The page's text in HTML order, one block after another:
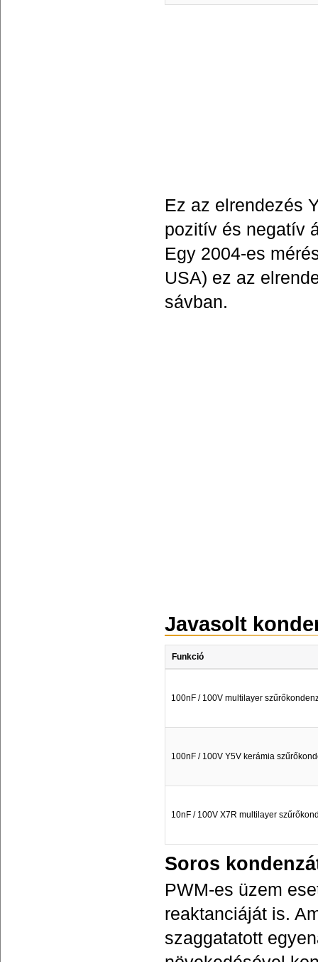
Ez az elrendezés
pozitív és negatív
Egy 2004-es
USA) ez az
sávban.
Javasolt
Funkció
100nF / 100V multilayer
100nF / 100V Y5V kerámia
10nF / 100V X7R multilayer
Soros
PWM-es üzem
reaktanciáját is.
szaggatatott